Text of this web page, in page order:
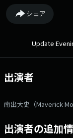
QUATOROBOOM
ニュース ▽17:55〜
▽18:15〜 【 Update
番組Webサイト：
シェア
Update
出演者
南出大史（Maverick
出演者の追加